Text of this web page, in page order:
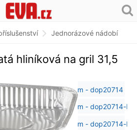
Jednorázové nádobí
hliníková na gril 31,5